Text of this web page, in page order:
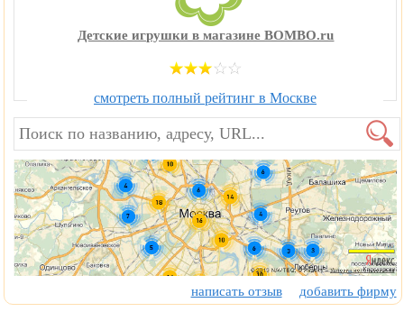
Детские игрушки в магазине BOMBO.ru
смотреть полный рейтинг в Москве
написать отзыв добавить фирму